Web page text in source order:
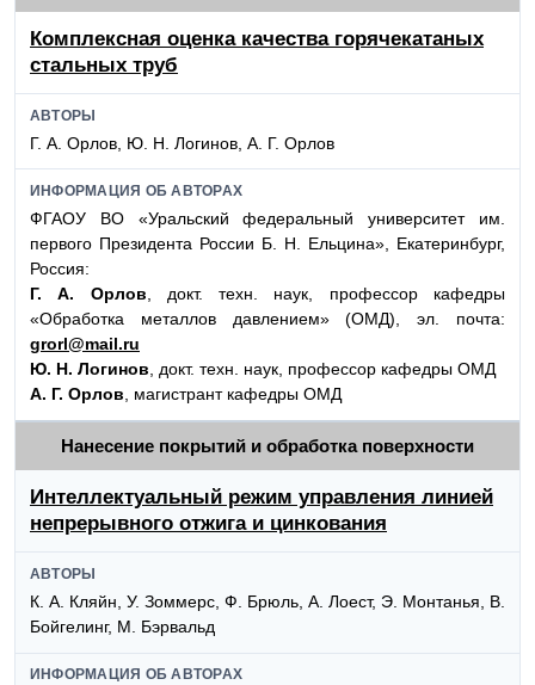
Комплексная оценка качества горячекатаных
стальных труб
АВТОРЫ
Г. А. Орлов, Ю. Н. Логинов, А. Г. Орлов
ИНФОРМАЦИЯ ОБ АВТОРАХ
ФГАОУ ВО «Уральский федеральный университет им.
первого Президента России Б. Н. Ельцина», Екатеринбург,
Россия:
Г. А. Орлов, докт. техн. наук, профессор кафедры
«Обработка металлов давлением» (ОМД), эл. почта:
grorl@mail.ru
Ю. Н. Логинов, докт. техн. наук, профессор кафедры ОМД
А. Г. Орлов, магистрант кафедры ОМД
Нанесение покрытий и обработка поверхности
Интеллектуальный режим управления линией
непрерывного отжига и цинкования
АВТОРЫ
К. А. Кляйн, У. Зоммерс, Ф. Брюль, А. Лоест, Э. Монтанья, В.
Бойгелинг, М. Бэрвальд
ИНФОРМАЦИЯ ОБ АВТОРАХ